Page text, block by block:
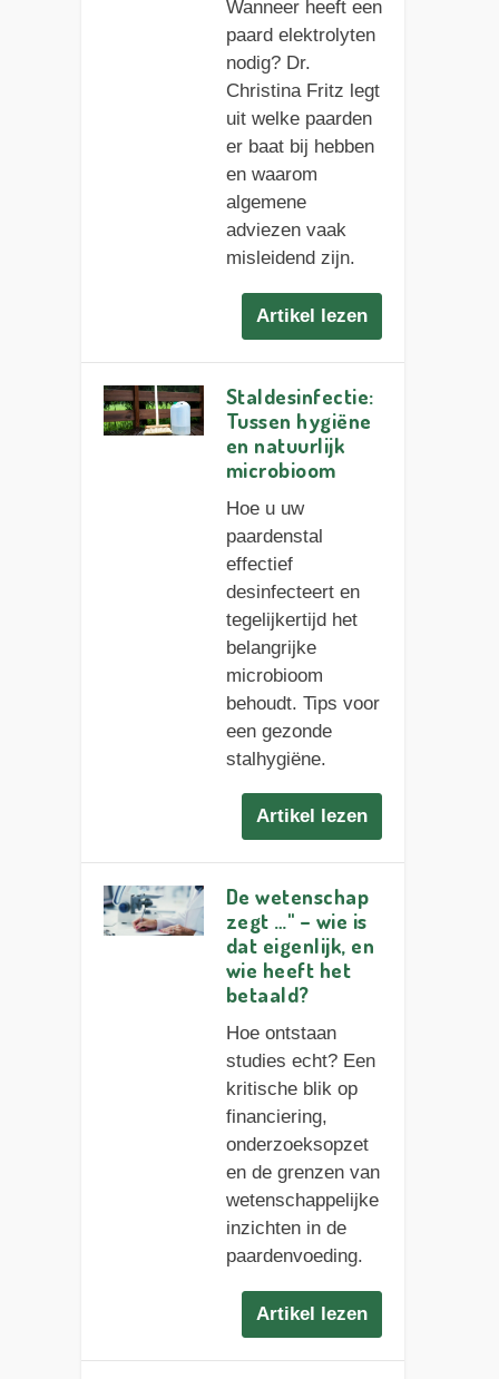
Wanneer heeft een
paard elektrolyten
nodig? Dr.
Christina Fritz legt
uit welke paarden
er baat bij hebben
en waarom
algemene
adviezen vaak
misleidend zijn.
Artikel lezen
Staldesinfectie:
Tussen hygiëne
en natuurlijk
microbioom
Hoe u uw
paardenstal
effectief
desinfecteert en
tegelijkertijd het
belangrijke
microbioom
behoudt. Tips voor
een gezonde
stalhygiëne.
Artikel lezen
De wetenschap
zegt …" – wie is
dat eigenlijk, en
wie heeft het
betaald?
Hoe ontstaan
studies echt? Een
kritische blik op
financiering,
onderzoeksopzet
en de grenzen van
wetenschappelijke
inzichten in de
paardenvoeding.
Artikel lezen